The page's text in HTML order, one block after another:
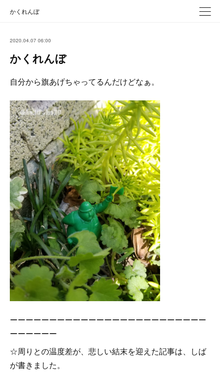
かくれんぼ
2020.04.07 06:00
かくれんぼ
自分から旗あげちゃってるんだけどなぁ。
ーーーーーーーーーーーーーーーーーーーーーーーーー
ーーーーーー
☆周りとの温度差が、悲しい結末を迎えた記事は、しば
が書きました。